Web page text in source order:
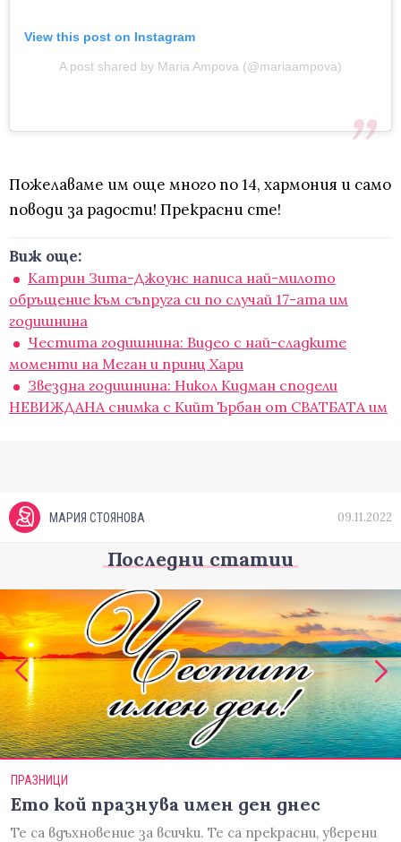
View this post on Instagram
A post shared by Maria Ampova (@mariaampova)
Пожелаваме им още много по 14, хармония и само
поводи за радости! Прекрасни сте!
Виж още:
Катрин Зита-Джоунс написа най-милото
обръщение към съпруга си по случай 17-ата им
годишнина
Честита годишнина: Видео с най-сладките
моменти на Меган и принц Хари
Звездна годишнина: Никол Кидман сподели
НЕВИЖДАНА снимка с Кийт Ърбан от СВАТБАТА им
МАРИЯ СТОЯНОВА 09.11.2022
Последни статии
ПРАЗНИЦИ
Ето кой празнува имен ден днес
Те са вдъхновение за всички. Те са прекрасни, уверени